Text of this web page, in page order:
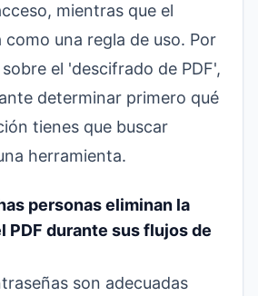
mientras que el
como una regla de uso. Por
el 'descifrado de PDF',
determinar primero qué
tienes que buscar
herramienta.
personas eliminan la
PDF durante sus flujos de
son adecuadas